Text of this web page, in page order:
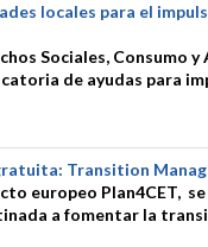
locales para el
Sociales, Consumo y
de ayudas para
Transition
europeo Plan4CET,
a fomentar la